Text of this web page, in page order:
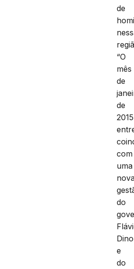
de
“O
mês
de
de
com
uma
do
Dino
e
do